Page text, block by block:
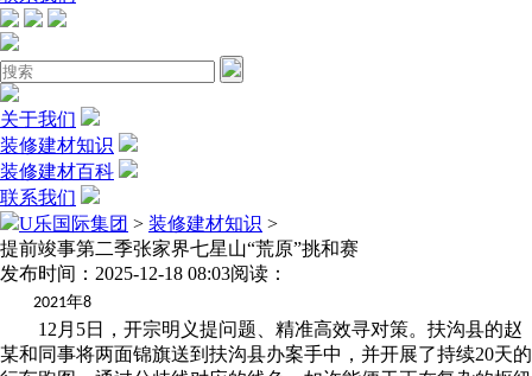
关于我们
装修建材知识
装修建材百科
联系我们
U乐国际集团 > 装修建材知识 >
提前竣事第二季张家界七星山“荒原”挑和赛
发布时间：2025-12-18 08:03阅读：
2021年8
12月5日，开宗明义提问题、精准高效寻对策。扶沟县的赵
某和同事将两面锦旗送到扶沟县办案手中，并开展了持续20天的